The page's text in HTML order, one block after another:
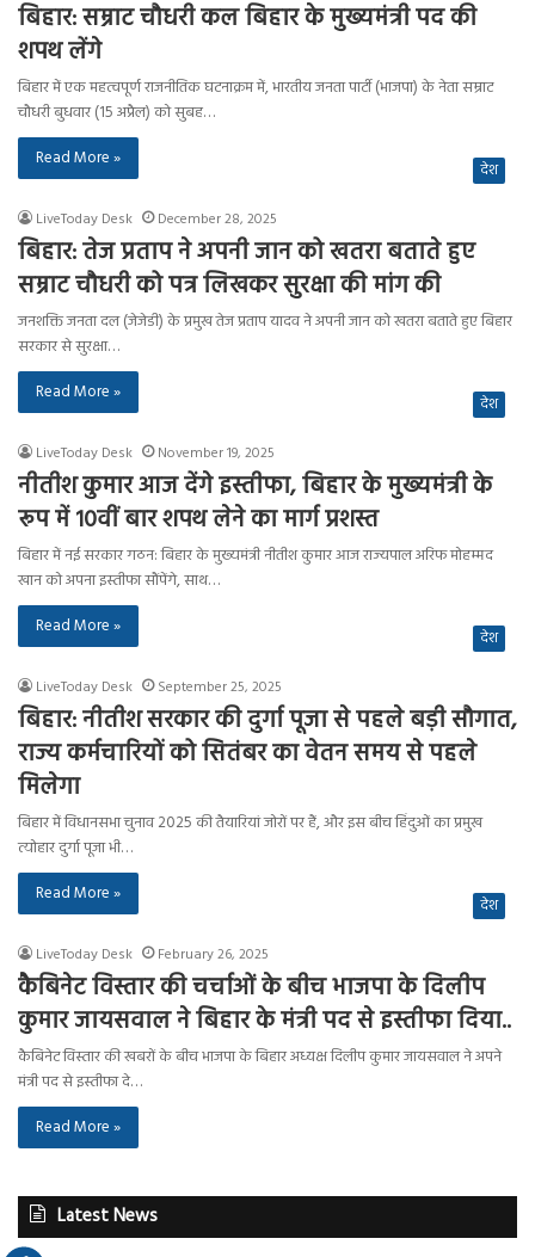
बिहार: सम्राट चौधरी कल बिहार के मुख्यमंत्री पद की
शपथ लेंगे
बिहार में एक महत्वपूर्ण राजनीतिक घटनाक्रम में, भारतीय जनता पार्टी (भाजपा) के नेता सम्राट
चौधरी बुधवार (15 अप्रैल) को सुबह…
Read More »
देश
LiveToday Desk December 28, 2025
बिहार: तेज प्रताप ने अपनी जान को खतरा बताते हुए
सम्राट चौधरी को पत्र लिखकर सुरक्षा की मांग की
जनशक्ति जनता दल (जेजेडी) के प्रमुख तेज प्रताप यादव ने अपनी जान को खतरा बताते हुए बिहार
सरकार से सुरक्षा…
Read More »
देश
LiveToday Desk November 19, 2025
नीतीश कुमार आज देंगे इस्तीफा, बिहार के मुख्यमंत्री के
रूप में 10वीं बार शपथ लेने का मार्ग प्रशस्त
बिहार में नई सरकार गठन: बिहार के मुख्यमंत्री नीतीश कुमार आज राज्यपाल अरिफ मोहम्मद
खान को अपना इस्तीफा सौंपेंगे, साथ…
Read More »
देश
LiveToday Desk September 25, 2025
बिहार: नीतीश सरकार की दुर्गा पूजा से पहले बड़ी सौगात,
राज्य कर्मचारियों को सितंबर का वेतन समय से पहले
मिलेगा
बिहार में विधानसभा चुनाव 2025 की तैयारियां जोरों पर हैं, और इस बीच हिंदुओं का प्रमुख
त्योहार दुर्गा पूजा भी…
Read More »
देश
LiveToday Desk February 26, 2025
कैबिनेट विस्तार की चर्चाओं के बीच भाजपा के दिलीप
कुमार जायसवाल ने बिहार के मंत्री पद से इस्तीफा दिया..
कैबिनेट विस्तार की खबरों के बीच भाजपा के बिहार अध्यक्ष दिलीप कुमार जायसवाल ने अपने
मंत्री पद से इस्तीफा दे…
Read More »
Latest News